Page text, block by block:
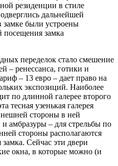
резиденции в стиле
дальнейшей
замке были устроены
посещения замка
переделок стало смешение
– ренессанса, готики и
– 13 евро – дает право на
экспозиций. Наиболее
по длинной галерее второго
тесная узенькая галерея
стороны в ней
амбразуры – для стрельбы по
стороны располагаются
Сейчас эти двери
окна, в которые можно (и